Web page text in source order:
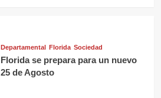
Departamental Florida Sociedad
Florida se prepara para un nuevo
25 de Agosto